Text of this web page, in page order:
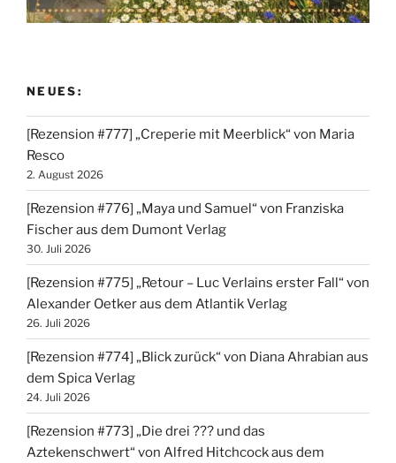
NEUES:
[Rezension #777] „Creperie mit Meerblick“ von Maria
Resco
2. August 2026
[Rezension #776] „Maya und Samuel“ von Franziska
Fischer aus dem Dumont Verlag
30. Juli 2026
[Rezension #775] „Retour – Luc Verlains erster Fall“ von
Alexander Oetker aus dem Atlantik Verlag
26. Juli 2026
[Rezension #774] „Blick zurück“ von Diana Ahrabian aus
dem Spica Verlag
24. Juli 2026
[Rezension #773] „Die drei ??? und das
Aztekenschwert“ von Alfred Hitchcock aus dem